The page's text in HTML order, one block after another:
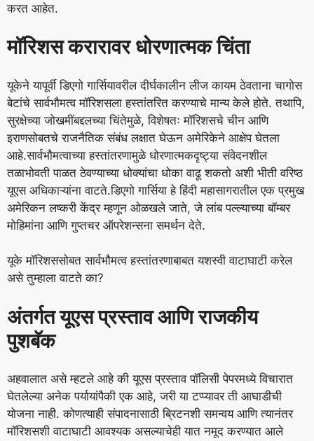
करत आहेत.
मॉरिशस करारावर धोरणात्मक चिंता
यूकेने यापूर्वी डिएगो गार्सियावरील दीर्घकालीन लीज कायम ठेवताना चागोस
बेटांचे सार्वभौमत्व मॉरिशसला हस्तांतरित करण्याचे मान्य केले होते. तथापि,
सुरक्षेच्या जोखमींबद्दलच्या चिंतेमुळे, विशेषतः मॉरिशसचे चीन आणि
इराणसोबतचे राजनैतिक संबंध लक्षात घेऊन अमेरिकेने आक्षेप घेतला
आहे.सार्वभौमत्वाच्या हस्तांतरणामुळे धोरणात्मकदृष्ट्या संवेदनशील
तळाभोवती पाळत ठेवण्याच्या धोक्यांचा धोका वाढू शकतो अशी भीती वरिष्ठ
यूएस अधिकाऱ्यांना वाटते.डिएगो गार्सिया हे हिंदी महासागरातील एक प्रमुख
अमेरिकन लष्करी केंद्र म्हणून ओळखले जाते, जे लांब पल्ल्याच्या बॉम्बर
मोहिमांना आणि गुप्तचर ऑपरेशन्सना समर्थन देते.
यूके मॉरिशससोबत सार्वभौमत्व हस्तांतरणाबाबत यशस्वी वाटाघाटी करेल
असे तुम्हाला वाटते का?
अंतर्गत यूएस प्रस्ताव आणि राजकीय
पुशबॅक
अहवालात असे म्हटले आहे की यूएस प्रस्ताव पॉलिसी पेपरमध्ये विचारात
घेतलेल्या अनेक पर्यायांपैकी एक आहे, जरी या टप्प्यावर ती आघाडीची
योजना नाही. कोणत्याही संपादनासाठी ब्रिटनशी समन्वय आणि त्यानंतर
मॉरिशसशी वाटाघाटी आवश्यक असल्याचेही यात नमूद करण्यात आले